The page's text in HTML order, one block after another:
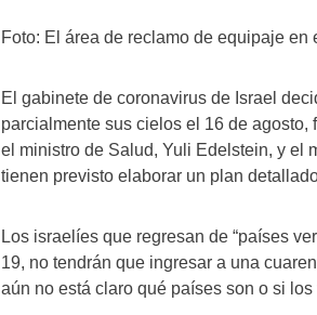
Foto: El área de reclamo de equipaje
El gabinete de coronavirus de Israel
parcialmente sus cielos el 16 de agosto,
el ministro de Salud, Yuli Edelstein, y el
tienen previsto elaborar un plan
Los israelíes que regresan de “países
19, no tendrán que ingresar a una
aún no está claro qué países son o si